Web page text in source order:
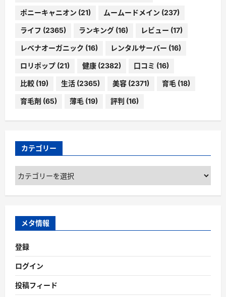
ポニーキャニオン (21) ムームードメイン (237)
ライフ (2365) ランキング (16) レビュー (17)
レベナオーガニック (16) レンタルサーバー (16)
ロリポップ (21) 健康 (2382) 口コミ (16)
比較 (19) 生活 (2365) 美容 (2371) 育毛 (18)
育毛剤 (65) 薄毛 (19) 評判 (16)
カテゴリー
カ
テ
ゴ
ー
メタ情報
登録
ログイン
投稿フィード